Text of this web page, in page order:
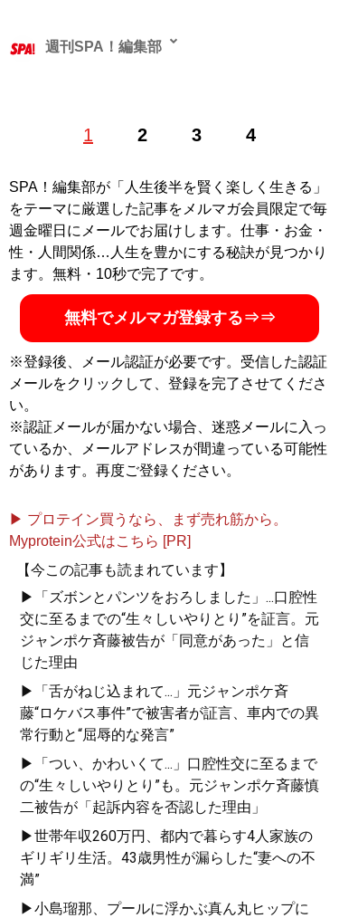
1 2 3 4
週刊SPA！編集部
SPA！編集部が「人生後半を賢く楽しく生きる」
をテーマに厳選した記事をメルマガ会員限定で毎
週金曜日にメールでお届けします。仕事・お金・
性・人間関係…人生を豊かにする秘訣が見つかり
ます。無料・10秒で完了です。
無料でメルマガ登録する⇒⇒
※登録後、メール認証が必要です。受信した認証
メールをクリックして、登録を完了させてくださ
い。
※認証メールが届かない場合、迷惑メールに入っ
ているか、メールアドレスが間違っている可能性
があります。再度ご登録ください。
▶ プロテイン買うなら、まず売れ筋から。
Myprotein公式はこちら [PR]
【今この記事も読まれています】
▶「ズボンとパンツをおろしました」...口腔性
交に至るまでの“生々しいやりとり”を証言。元
ジャンポケ斉藤被告が「同意があった」と信
じた理由
▶「舌がねじ込まれて...」元ジャンポケ斉
藤“ロケバス事件”で被害者が証言、車内での異
常行動と“屈辱的な発言”
▶「つい、かわいくて...」口腔性交に至るまで
の“生々しいやりとり”も。元ジャンポケ斉藤慎
二被告が「起訴内容を否認した理由」
▶世帯年収260万円、都内で暮らす4人家族の
ギリギリ生活。43歳男性が漏らした“妻への不
満”
▶小島瑠那、プールに浮かぶ真ん丸ヒップに